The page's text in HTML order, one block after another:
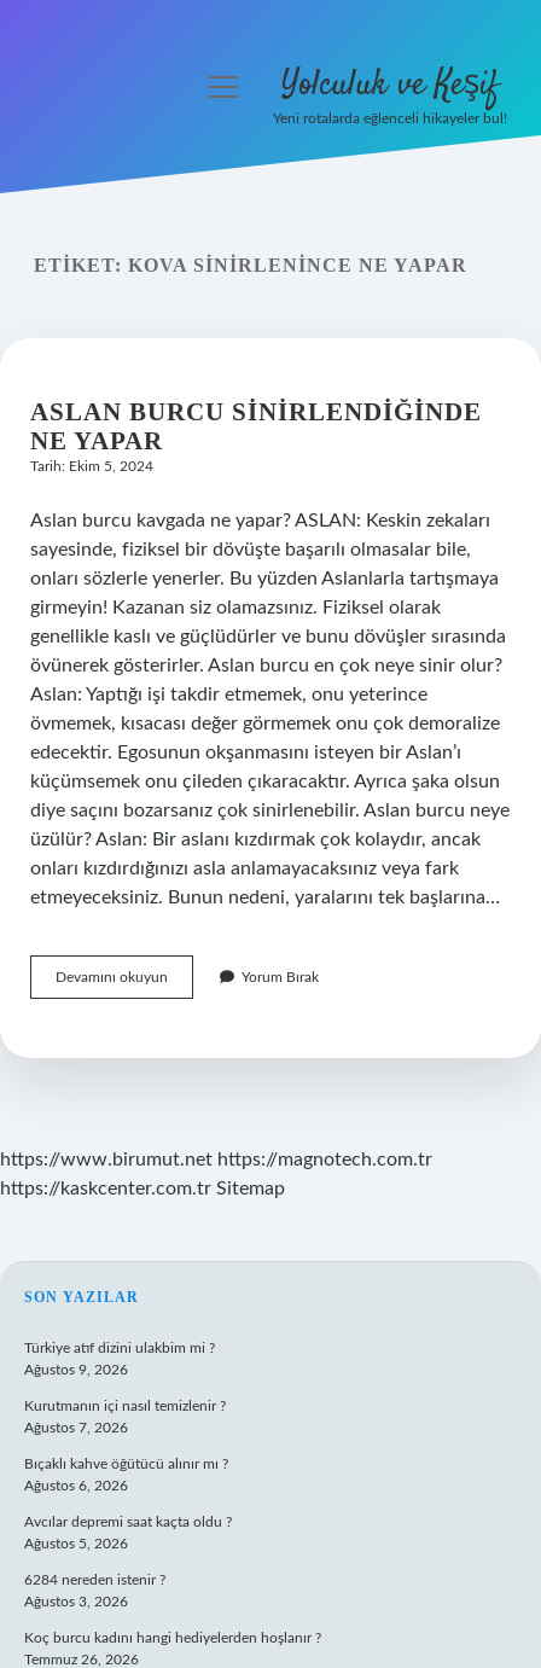
Yasal Uyarı
menüyü Yolculuk ve Keşif
Yeni rotalarda eğlenceli hikayeler bul!
ETIKET: KOVA SINIRLENINCE NE YAPAR
ASLAN BURCU SINIRLENDIĞINDE
NE YAPAR
Tarih: Ekim 5, 2024
Aslan burcu kavgada ne yapar? ASLAN: Keskin zekaları
sayesinde, fiziksel bir dövüşte başarılı olmasalar bile,
onları sözlerle yenerler. Bu yüzden Aslanlarla tartışmaya
girmeyin! Kazanan siz olamazsınız. Fiziksel olarak
genellikle kaslı ve güçlüdürler ve bunu dövüşler sırasında
övünerek gösterirler. Aslan burcu en çok neye sinir olur?
Aslan: Yaptığı işi takdir etmemek, onu yeterince
övmemek, kısacası değer görmemek onu çok demoralize
edecektir. Egosunun okşanmasını isteyen bir Aslan’ı
küçümsemek onu çileden çıkaracaktır. Ayrıca şaka olsun
diye saçını bozarsanız çok sinirlenebilir. Aslan burcu neye
üzülür? Aslan: Bir aslanı kızdırmak çok kolaydır, ancak
onları kızdırdığınızı asla anlamayacaksınız veya fark
etmeyeceksiniz. Bunun nedeni, yaralarını tek başlarına…
Devamını okuyun
Burcu
Yapar
Yorum Bırak
https://www.birumut.net https://magnotech.com.tr
https://kaskcenter.com.tr Sitemap
SIDEBAR
SON YAZILAR
Türkiye atıf dizini ulakbim mi ?
Ağustos 9, 2026
Kurutmanın içi nasıl temizlenir ?
Ağustos 7, 2026
Bıçaklı kahve öğütücü alınır mı ?
Ağustos 6, 2026
Avcılar depremi saat kaçta oldu ?
Ağustos 5, 2026
6284 nereden istenir ?
Ağustos 3, 2026
Koç burcu kadını hangi hediyelerden hoşlanır ?
Temmuz 26, 2026